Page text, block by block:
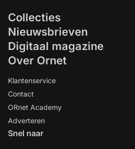
Collecties
Nieuwsbrieven
Digitaal magazine
Over Ornet
Klantenservice
Contact
ORnet Academy
Adverteren
Snel naar